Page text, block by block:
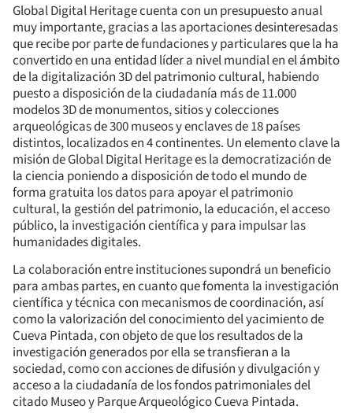
Global Digital Heritage cuenta con un presupuesto anual
muy importante, gracias a las aportaciones desinteresadas
que recibe por parte de fundaciones y particulares que la ha
convertido en una entidad líder a nivel mundial en el ámbito
de la digitalización 3D del patrimonio cultural, habiendo
puesto a disposición de la ciudadanía más de 11.000
modelos 3D de monumentos, sitios y colecciones
arqueológicas de 300 museos y enclaves de 18 países
distintos, localizados en 4 continentes. Un elemento clave la
misión de Global Digital Heritage es la democratización de
la ciencia poniendo a disposición de todo el mundo de
forma gratuita los datos para apoyar el patrimonio
cultural, la gestión del patrimonio, la educación, el acceso
público, la investigación científica y para impulsar las
humanidades digitales.
La colaboración entre instituciones supondrá un beneficio
para ambas partes, en cuanto que fomenta la investigación
científica y técnica con mecanismos de coordinación, así
como la valorización del conocimiento del yacimiento de
Cueva Pintada, con objeto de que los resultados de la
investigación generados por ella se transfieran a la
sociedad, como con acciones de difusión y divulgación y
acceso a la ciudadanía de los fondos patrimoniales del
citado Museo y Parque Arqueológico Cueva Pintada.